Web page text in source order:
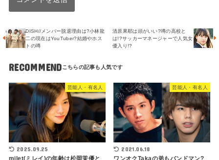
DISH//メンバー脱退理由は?小林龍
二の現在はYouTuber?結婚やホス
トの噂
清原果耶は頭がいい?噂の高校と
は!?サッカーマネージャーで人気女
優入り!?
RECOMMEND
芸能人・有名人
2025.09.25
milet(ミレイ)の年齢は松岡茉優と
芸能人・有名人
2021.06.18
ワンオクTakaの弟もバンドマン?